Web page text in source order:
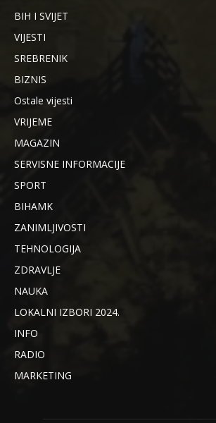
BIH I SVIJET
VIJESTI
SREBRENIK
BIZNIS
Ostale vijesti
VRIJEME
MAGAZIN
SERVISNE INFORMACIJE
SPORT
BIHAMK
ZANIMLJIVOSTI
TEHNOLOGIJA
ZDRAVLJE
NAUKA
LOKALNI IZBORI 2024.
INFO
RADIO
MARKETING